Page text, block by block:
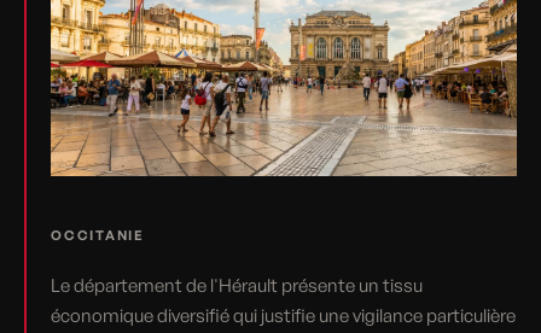
OCCITANIE
Le département de l'Hérault présente un tissu
économique diversifié qui justifie une vigilance particulière